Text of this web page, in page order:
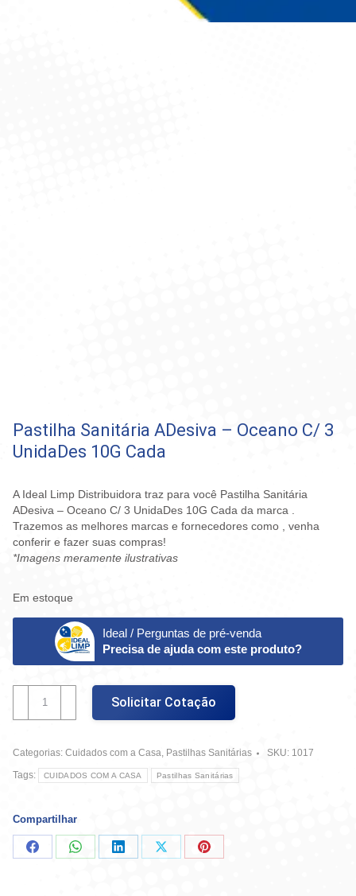
Pastilha Sanitária ADesiva – Oceano C/ 3
UnidaDes 10G Cada
A Ideal Limp Distribuidora traz para você Pastilha Sanitária
ADesiva – Oceano C/ 3 UnidaDes 10G Cada da marca .
Trazemos as melhores marcas e fornecedores como , venha
conferir e fazer suas compras!
*Imagens meramente ilustrativas
Em estoque
Ideal / Perguntas de pré-venda
Precisa de ajuda com este produto?
Sanitária
ADesiva
Oceano
C/
10G
Cada
quantidade
Solicitar Cotação
Categorias: Cuidados com a Casa, Pastilhas Sanitárias SKU: 1017
Tags:
CUIDADOS COM A CASA Pastilhas Sanitárias
Compartilhar
CompartilharCompartilharCompartilharCompartilharCompartilhar